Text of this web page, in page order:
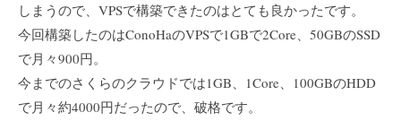
しまうので、VPSで構築できたのはとても良かったです。
今回構築したのはConoHaのVPSで1GBで2Core、50GBのSSD
で月々900円。
今までのさくらのクラウドでは1GB、1Core、100GBのHDD
で月々約4000円だったので、破格です。